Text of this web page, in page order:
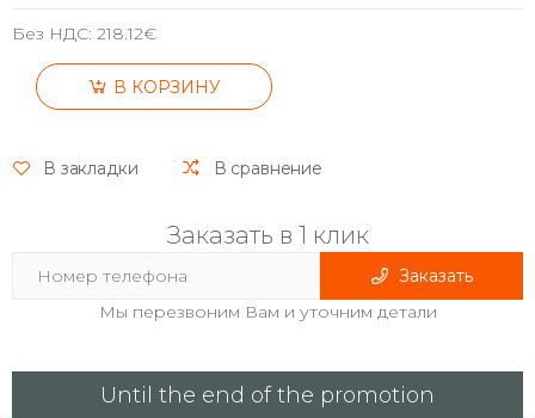
Без НДС: 218.12€
В КОРЗИНУ
В закладки В сравнение
Заказать в 1 клик
Заказать
Мы перезвоним Вам и уточним детали
Until the end of the promotion